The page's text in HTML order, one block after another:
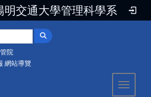
明交通大學管理科學系
院
網站導覽
Toggle